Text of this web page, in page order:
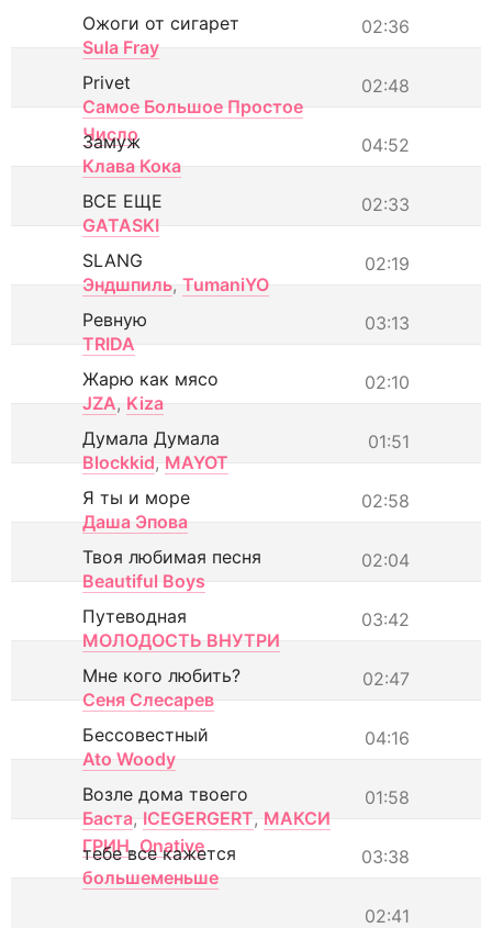
02:36
Ожоги от сигарет
Sula Fray
02:48
Privet
Самое Большое Простое
Число
04:52
Замуж
Клава Кока
02:33
ВСЕ ЕЩЕ
GATASKI
02:19
SLANG
Эндшпиль, TumaniYO
03:13
Ревную
TRIDA
02:10
Жарю как мясо
JZA, Kiza
01:51
Думала Думала
Blockkid, MAYOT
02:58
Я ты и море
Даша Эпова
02:04
Твоя любимая песня
Beautiful Boys
03:42
Путеводная
МОЛОДОСТЬ ВНУТРИ
02:47
Мне кого любить?
Сеня Слесарев
04:16
Бессовестный
Ato Woody
01:58
Возле дома твоего
Баста, ICEGERGERT, МАКСИ
ГРИН, Onative 03:38
тебе все кажется
большеменьше
02:41